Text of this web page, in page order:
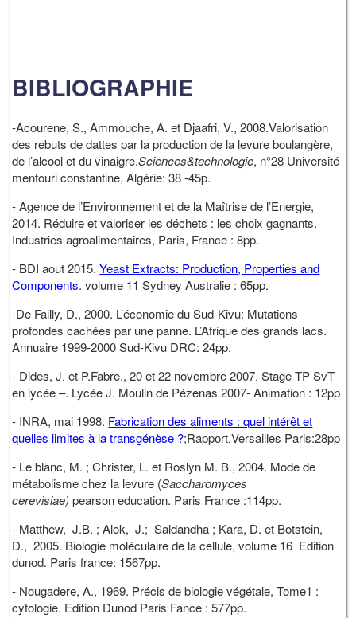
BIBLIOGRAPHIE
-Acourene, S., Ammouche, A. et Djaafri, V., 2008.Valorisation
des rebuts de dattes par la production de la levure boulangère,
de l’alcool et du vinaigre.Sciences&technologie, n°28 Université
mentouri constantine, Algérie: 38 -45p.
- Agence de l’Environnement et de la Maîtrise de l’Energie,
2014. Réduire et valoriser les déchets : les choix gagnants.
Industries agroalimentaires, Paris, France : 8pp.
- BDI aout 2015.Yeast Extracts: Production, Properties and
Components. volume 11 Sydney Australie : 65pp.
-De Failly, D., 2000. L’économie du Sud-Kivu: Mutations
profondes cachées par une panne. L’Afrique des grands lacs.
Annuaire 1999-2000 Sud-Kivu DRC: 24pp.
- Dides, J. et P.Fabre., 20 et 22 novembre 2007. Stage TP SvT
en lycée –. Lycée J. Moulin de Pézenas 2007- Animation : 12pp
- INRA, mai 1998. Fabrication des aliments : quel intérêt et
quelles limites à la transgénèse ?;Rapport.Versailles Paris:28pp
- Le blanc, M. ; Christer, L. et Roslyn M. B., 2004. Mode de
métabolisme chez la levure (Saccharomyces
cerevisiae)pearson education. Paris France :114pp.
- Matthew, J.B. ; Alok, J.; Saldandha ; Kara, D. et Botstein,
D., 2005. Biologie moléculaire de la cellule, volume 16 Edition
dunod. Paris france: 1567pp.
- Nougadere, A., 1969. Précis de biologie végétale, Tome1 :
cytologie. Edition Dunod Paris Fance : 577pp.